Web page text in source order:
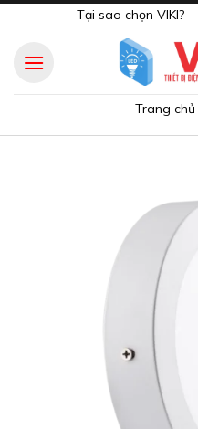
content
Tại sao chọn VIKI?
Trang chủ